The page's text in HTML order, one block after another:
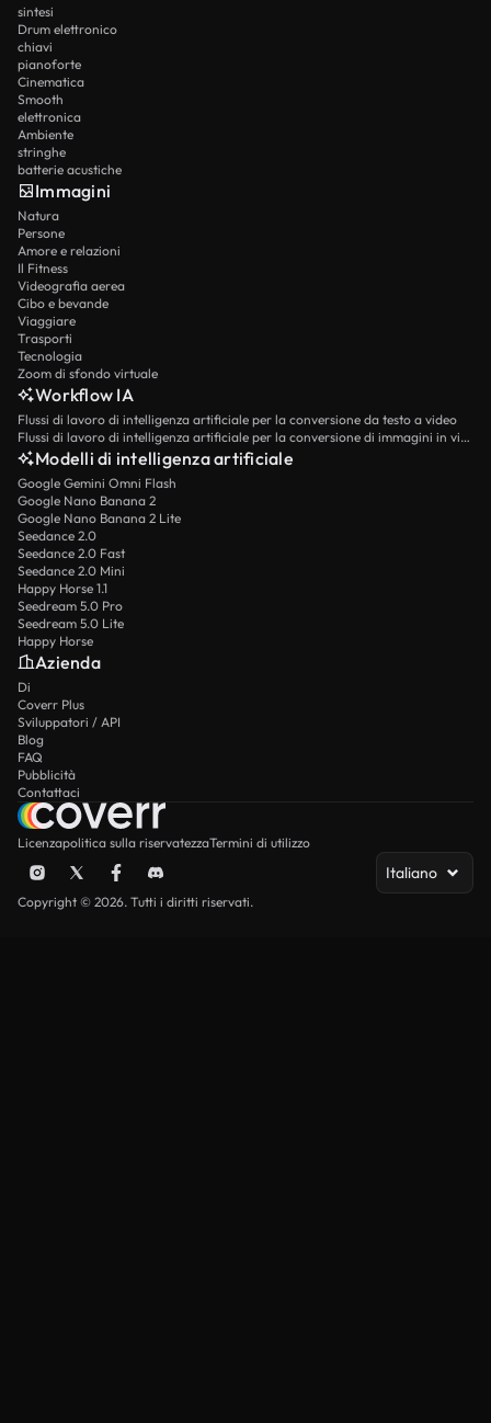
sintesi
Drum elettronico
chiavi
pianoforte
Cinematica
Smooth
elettronica
Ambiente
stringhe
batterie acustiche
Immagini
Natura
Persone
Amore e relazioni
Il Fitness
Videografia aerea
Cibo e bevande
Viaggiare
Trasporti
Tecnologia
Zoom di sfondo virtuale
Workflow IA
Flussi di lavoro di intelligenza artificiale per la conversione da testo a video
Flussi di lavoro di intelligenza artificiale per la conversione di immagini in video
Modelli di intelligenza artificiale
Google Gemini Omni Flash
Google Nano Banana 2
Google Nano Banana 2 Lite
Seedance 2.0
Seedance 2.0 Fast
Seedance 2.0 Mini
Happy Horse 1.1
Seedream 5.0 Pro
Seedream 5.0 Lite
Happy Horse
Azienda
Di
Coverr Plus
Sviluppatori / API
Blog
FAQ
Pubblicità
Contattaci
Licenzapolitica sulla riservatezzaTermini di utilizzo
Italiano
Copyright © 2026. Tutti i diritti riservati.